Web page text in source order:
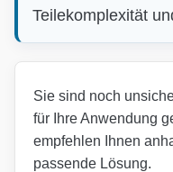
Teilekomplexität
Sie sind noch
für Ihre Anwendung
empfehlen Ihnen
passende Lösung.